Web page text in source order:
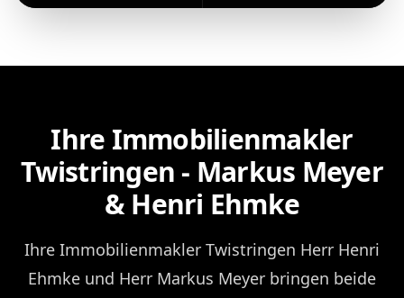
Ihre Immobilienmakler
Twistringen - Markus Meyer
& Henri Ehmke
Ihre Immobilienmakler Twistringen Herr Henri
Ehmke und Herr Markus Meyer bringen beide